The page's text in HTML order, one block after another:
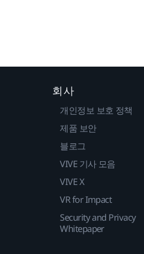
회사
개인정보 보호 정책
제품 보안
블로그
VIVE 기사 모음
VIVE X
VR for Impact
Security and Privacy
Whitepaper